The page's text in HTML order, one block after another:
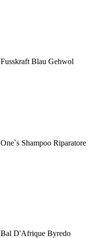
Fusskraft Blau Gehwol
One`s Shampoo Riparatore
Bal D'Afrique Byredo